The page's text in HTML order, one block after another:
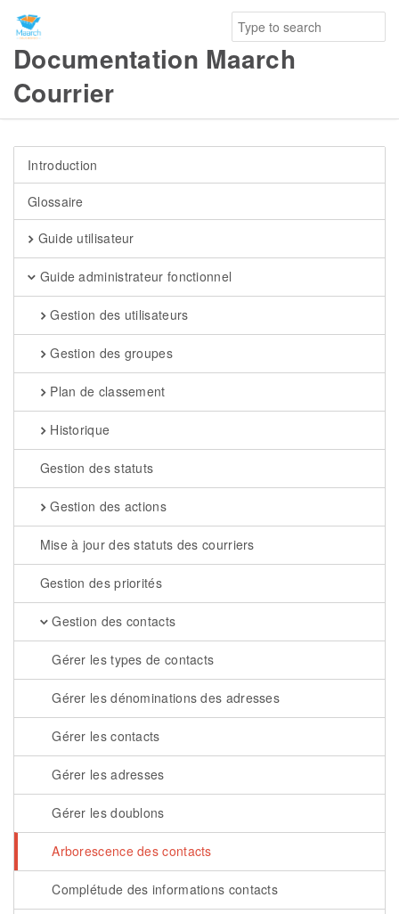
Documentation Maarch
Courrier
Introduction
Glossaire
Guide utilisateur
Guide administrateur fonctionnel
Gestion des utilisateurs
Gestion des groupes
Plan de classement
Historique
Gestion des statuts
Gestion des actions
Mise à jour des statuts des courriers
Gestion des priorités
Gestion des contacts
Gérer les types de contacts
Gérer les dénominations des adresses
Gérer les contacts
Gérer les adresses
Gérer les doublons
Arborescence des contacts
Complétude des informations contacts